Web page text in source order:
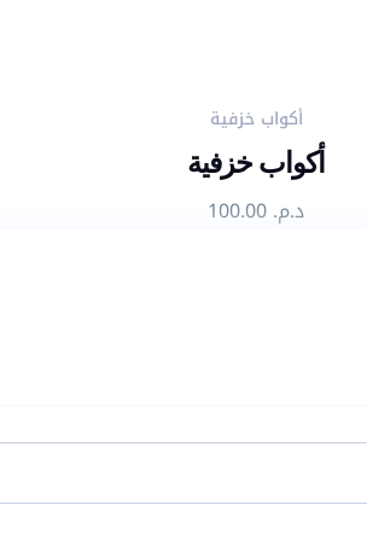
أكواب خزفية
أكواب خزفية
د.م.